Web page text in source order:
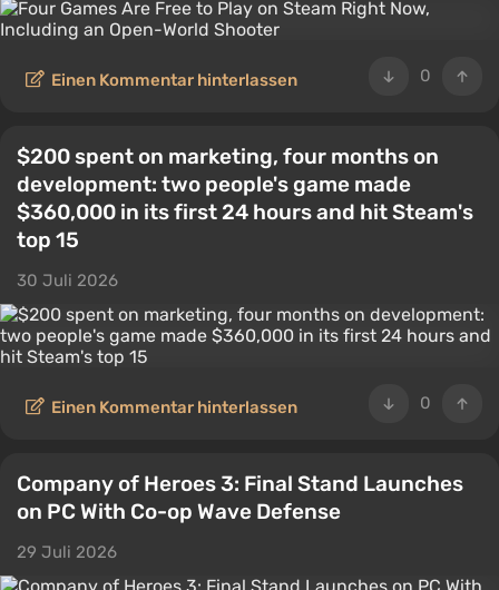
0
Einen Kommentar hinterlassen
$200 spent on marketing, four months on
development: two people's game made
$360,000 in its first 24 hours and hit Steam's
top 15
30 Juli 2026
0
Einen Kommentar hinterlassen
Company of Heroes 3: Final Stand Launches
on PC With Co-op Wave Defense
29 Juli 2026